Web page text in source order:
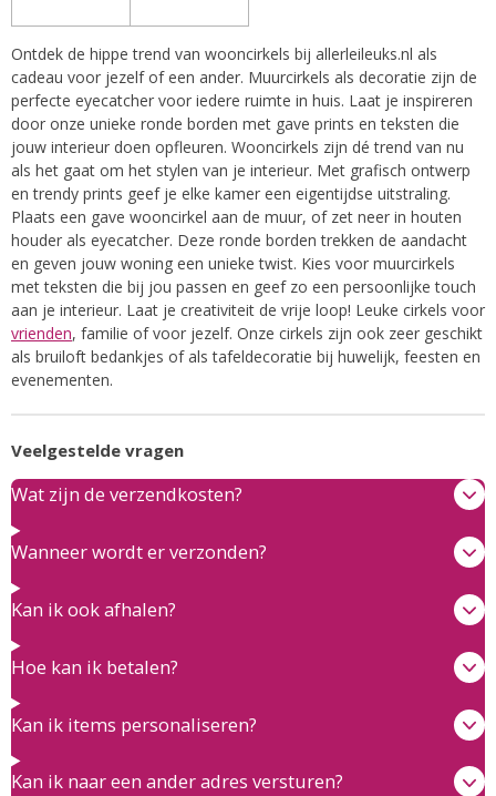
Ontdek de hippe trend van wooncirkels bij allerleileuks.nl als
cadeau voor jezelf of een ander. Muurcirkels als decoratie zijn de
perfecte eyecatcher voor iedere ruimte in huis. Laat je inspireren
door onze unieke ronde borden met gave prints en teksten die
jouw interieur doen opfleuren. Wooncirkels zijn dé trend van nu
als het gaat om het stylen van je interieur. Met grafisch ontwerp
en trendy prints geef je elke kamer een eigentijdse uitstraling.
Plaats een gave wooncirkel aan de muur, of zet neer in houten
houder als eyecatcher. Deze ronde borden trekken de aandacht
en geven jouw woning een unieke twist. Kies voor muurcirkels
met teksten die bij jou passen en geef zo een persoonlijke touch
aan je interieur. Laat je creativiteit de vrije loop! Leuke cirkels voor
vrienden, familie of voor jezelf. Onze cirkels zijn ook zeer geschikt
als bruiloft bedankjes of als tafeldecoratie bij huwelijk, feesten en
evenementen.
Veelgestelde vragen
Wat zijn de verzendkosten?
Wanneer wordt er verzonden?
Kan ik ook afhalen?
Hoe kan ik betalen?
Kan ik items personaliseren?
Kan ik naar een ander adres versturen?